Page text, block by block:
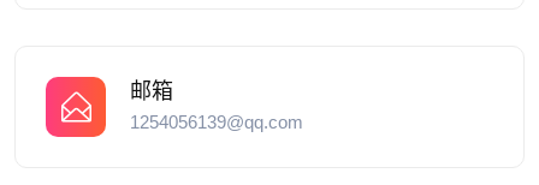
邮箱
1254056139@qq.com